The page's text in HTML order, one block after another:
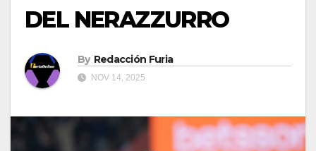
DEL NERAZZURRO
By Redacción Furia
NOV 14, 2025